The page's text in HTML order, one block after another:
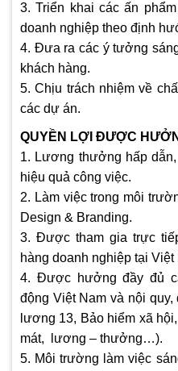
3. Triển khai các ấn
doanh nghiệp theo định
4. Đưa ra các ý tưởng
khách hàng.
5. Chịu trách nhiệm về
các dự án.
QUYỀN LỢI ĐƯỢC
1. Lương thưởng hấp
hiệu quả công việc.
2. Làm việc trong môi
Design & Branding.
3. Được tham gia trực
hàng doanh nghiệp tại Việt
4. Được hưởng đầy đủ
động Việt Nam và nội
lương 13, Bảo hiểm xã
mát, lương – thưởng…).
5. Môi trường làm việc